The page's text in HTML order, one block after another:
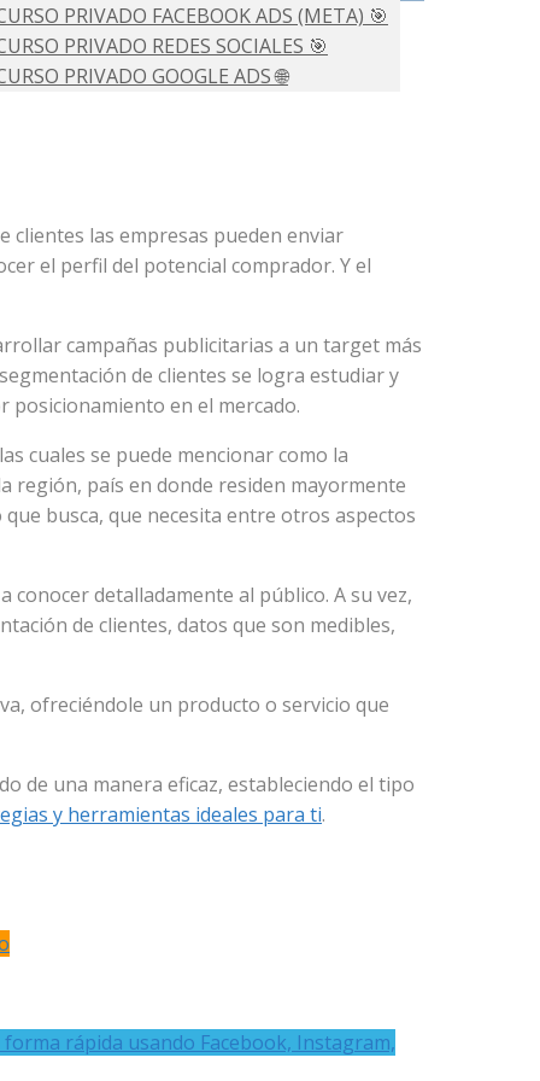
PRIVADO FACEBOOK ADS (META) 🎯
PRIVADO REDES SOCIALES 🎯
PRIVADO GOOGLE ADS 🌐
clientes las empresas pueden enviar
el perfil del potencial comprador. Y el
campañas publicitarias a un target más
de clientes se logra estudiar y
en el mercado.
cuales se puede mencionar como la
región, país en donde residen mayormente
busca, que necesita entre otros aspectos
detalladamente al público. A su vez,
de clientes, datos que son medibles,
ofreciéndole un producto o servicio que
de una manera eficaz, estableciendo el tipo
y herramientas ideales para ti.
rápida usando Facebook, Instagram,